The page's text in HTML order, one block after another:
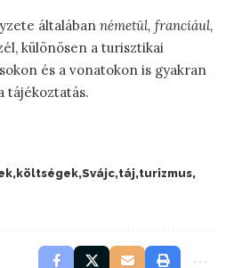
általában németül, franciául,
különösen a turisztikai
és a vonatokon is gyakran
tájékoztatás.
költségek Svájc táj turizmus